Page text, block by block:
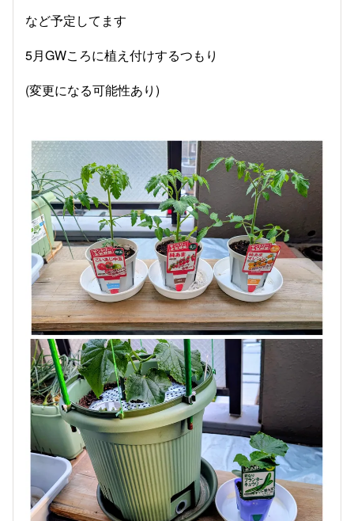
など予定してます
5月GWころに植え付けするつもり
(変更になる可能性あり)